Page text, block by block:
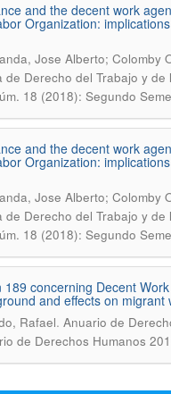
and the decent work
Organization:
Jose Alberto; Colomby
de Derecho del Trabajo y de
18 (2018): Segundo
and the decent work
Organization:
Jose Alberto; Colomby
de Derecho del Trabajo y de
18 (2018): Segundo
189 concerning Decent
and effects on migrant
Rafael. Anuario de
de Derechos Humanos